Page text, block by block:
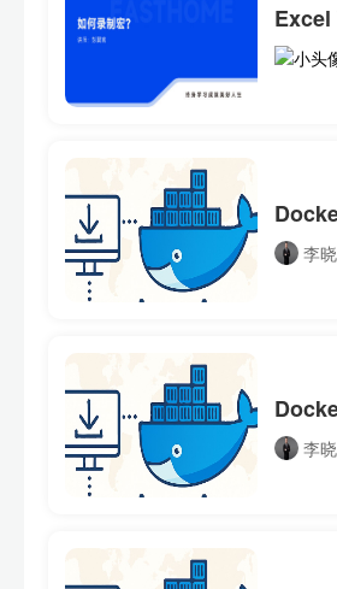
Excel
李
李